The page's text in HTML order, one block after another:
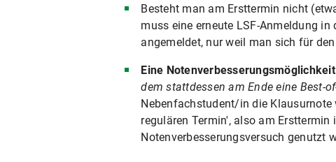
Besteht man am Ersttermin nicht
muss eine erneute LSF-Anmeldung
angemeldet, nur weil man sich für
Eine
dem stattdessen am Ende eine Best-
Nebenfachstudent/in die
regulären Termin', also am
Notenverbesserungsversuch genutzt